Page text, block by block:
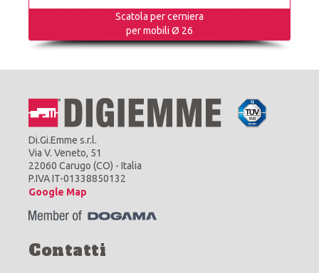
Scatola per cerniera
per mobili Ø 26
Di.Gi.Emme s.r.l.
Via V. Veneto, 51
22060 Carugo (CO) - Italia
P.IVA IT-01338850132
Google Map
Contatti